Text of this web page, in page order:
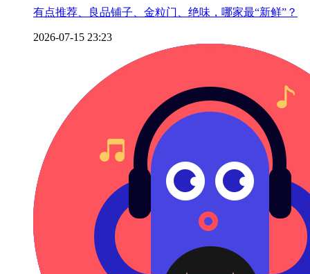
有点推荐、良品铺子、金粒门、绝味，哪家最“新鲜”？
2026-07-15 23:23